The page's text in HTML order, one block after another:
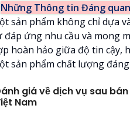
Những Thông tin Đáng
sản phẩm không chỉ dựa
đáp ứng nhu cầu và mong
hoàn hảo giữa độ tin cậy,
sản phẩm chất lượng
giá về dịch vụ sau
Nam